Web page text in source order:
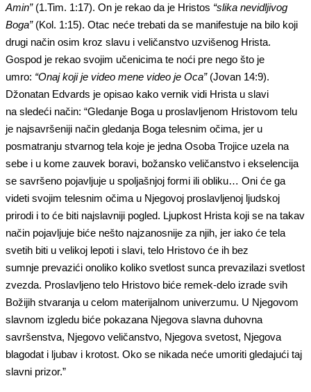
Amin”(1.Tim. 1:17). On je rekao da je Hristos “slika nevidljivog
Boga”(Kol. 1:15). Otac neće trebati da se manifestuje na bilo koji
drugi način osim kroz slavu i veličanstvo uzvišenog Hrista.
Gospod je rekao svojim učenicima te noći pre nego što je
umro: “Onaj koji je video mene video je Oca”(Jovan 14:9).
Džonatan Edvards je opisao kako vernik vidi Hrista u slavi
na sledeći način: “Gledanje Boga u proslavljenom Hristovom telu
je najsavršeniji način gledanja Boga telesnim očima, jer u
posmatranju stvarnog tela koje je jedna Osoba Trojice uzela na
sebe i u kome zauvek boravi, božansko veličanstvo i ekselencija
se savršeno pojavljuje u spoljašnjoj formi ili obliku… Oni će ga
videti svojim telesnim očima u Njegovoj proslavljenoj ljudskoj
prirodi i to će biti najslavniji pogled. Ljupkost Hrista koji se na takav
način pojavljuje biće nešto najzanosnije za njih, jer iako će tela
svetih biti u velikoj lepoti i slavi, telo Hristovo će ih bez
sumnje prevazići onoliko koliko svetlost sunca prevazilazi svetlost
zvezda. Proslavljeno telo Hristovo biće remek-delo izrade svih
Božijih stvaranja u celom materijalnom univerzumu. U Njegovom
slavnom izgledu biće pokazana Njegova slavna duhovna
savršenstva, Njegovo veličanstvo, Njegova svetost, Njegova
blagodat i ljubav i krotost. Oko se nikada neće umoriti gledajući taj
slavni prizor.”